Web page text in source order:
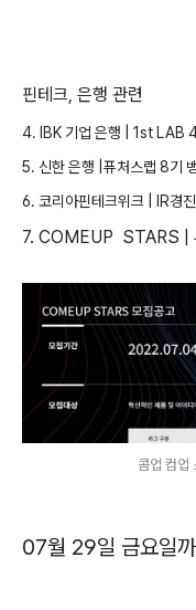
핀테크, 은행 관련
4. IBK 기업 은행 | 1st LAB
5. 신한 은행 |퓨처스랩 8기
6. 코리아핀테크위크 | IR경
7. COMEUP STARS |
콤업 컴업
07월 29일 금요일까